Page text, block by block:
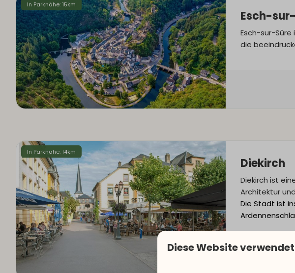
In Parknähe: 15km
Esch-
Esch-sur-
die
In Parknähe: 14km
Diekirch
Diekirch ist
Architektur
Die Stadt ist
Diese Website